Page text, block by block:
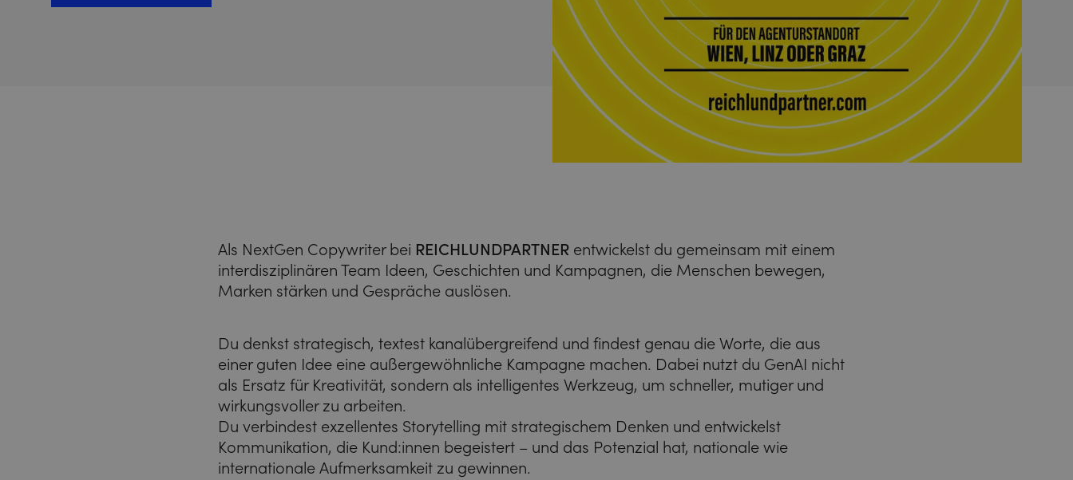
Als NextGen Copywriter bei REICHLUNDPARTNER entwickelst du gemeinsam mit einem
interdisziplinären Team Ideen, Geschichten und Kampagnen, die Menschen bewegen,
Marken stärken und Gespräche auslösen.
Du denkst strategisch, textest kanalübergreifend und findest genau die Worte, die aus
einer guten Idee eine außergewöhnliche Kampagne machen. Dabei nutzt du GenAI nicht
als Ersatz für Kreativität, sondern als intelligentes Werkzeug, um schneller, mutiger und
wirkungsvoller zu arbeiten.
Du verbindest exzellentes Storytelling mit strategischem Denken und entwickelst
Kommunikation, die Kund:innen begeistert – und das Potenzial hat, nationale wie
internationale Aufmerksamkeit zu gewinnen.